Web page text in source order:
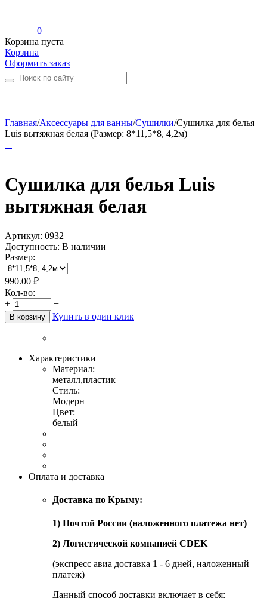
0
Корзина пуста
Корзина
Оформить заказ
Главная/Аксессуары для ванны/Сушилки/Сушилка для белья
Luis вытяжная белая (Размер: 8*11,5*8, 4,2м)
Сушилка для белья Luis
вытяжная белая
Артикул: 0932
Доступность: В наличии
Размер:
990.00 ₽
Кол-во:
+
−
В корзину Купить в один клик
Характеристики
Материал:
металл,пластик
Стиль:
Модерн
Цвет:
белый
Оплата и доставка
Доставка по Крыму:
1) Почтой России (наложенного платежа нет)
2) Логистической компанией CDEK
(экспресс авиа доставка 1 - 6 дней, наложенный
платеж)
Данный способ доставки включает в себя: